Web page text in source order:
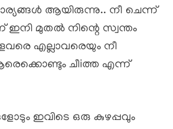
ആയിരുന്നു.. നീ ചെന്ന്
മുതൽ നിന്റെ സ്വന്തം
എല്ലാവരെയും നീ
ചീiത്ത എന്ന്
ഇവിടെ ഒരു കുഴപ്പവും